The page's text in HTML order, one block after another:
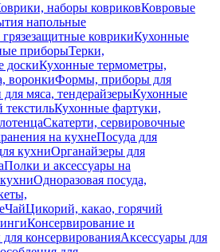
наборы ковриковКовровые
напольные
коврикиКухонные
приборыТерки,
доскиКухонные термометры,
воронкиФормы, приборы для
мяса, тендерайзерыКухонные
Кухонные фартуки,
Скатерти, сервировочные
на кухнеПосуда для
кухниОрганайзеры для
Полки и аксессуары на
Одноразовая посуда,
ЧайЦикорий, какао, горячий
Консервирование и
консервированияАксессуары для